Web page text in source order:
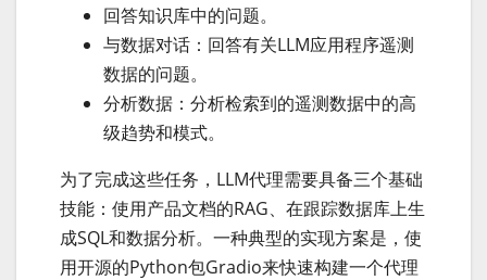
回答知识库中的问题。
与数据对话：回答有关LLM应用程序遥测
数据的问题。
分析数据：分析检索到的遥测数据中的高
级趋势和模式。
为了完成这些任务，LLM代理需要具备三个基础
技能：使用产品文档的RAG、在跟踪数据库上生
成SQL和数据分析。一种典型的实现方案是，使
用开源的Python包Gradio来快速构建一个代理